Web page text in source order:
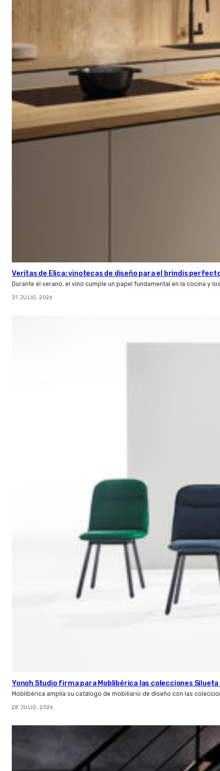
Veritas de Elica: vinotecas de diseño para el brindis
Durante el verano, el vino cumple un papel fundamental en la cocina y
31 JULIO, 2026
Yonoh Studio firma para Moblibérica las colecciones Silueta
Moblibérica amplía su catálogo de mobiliario de diseño con las
28 JULIO, 2026